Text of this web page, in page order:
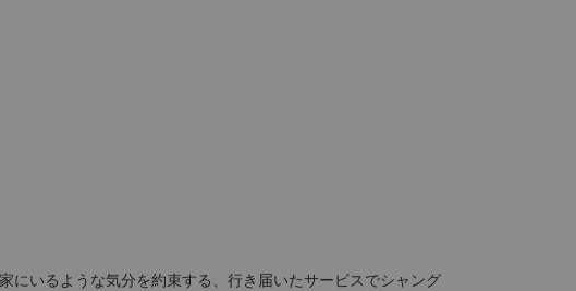
にいるような気分を約束する、行き届いたサービスでシャング